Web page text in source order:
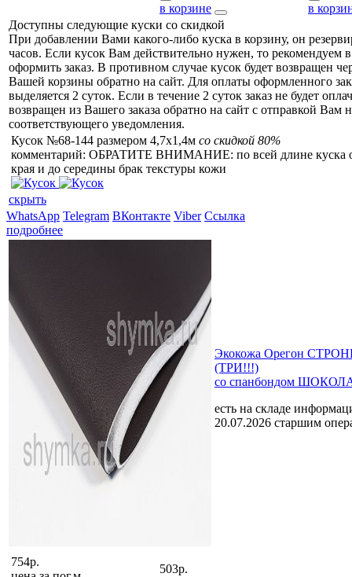
в корзине
в
Доступны следующие куски со скидкой
При добавлении Вами какого-либо куска в корзину, он
часов. Если кусок Вам действительно нужен, то рекомендуем
оформить заказ. В противном случае кусок будет возвращен
Вашей корзины обратно на сайт. Для оплаты оформленного
выделяется 2 суток. Если в течение 2 суток заказ не будет
возвращен из Вашего заказа обратно на сайт с отправкой Вам
соответствующего уведомления.
Кусок №68-144 размером 4,7x1,4м со скидкой 80%
комментарий: ОБРАТИТЕ ВНИМАНИЕ: по всей длине куска
края и до середины брак текстуры кожи
скрыть
WhatsApp Telegram ВКонтакте Viber Ссылка
подробнее
Экокожа Орегон
(ТРИ!!!)
со спанбондом
есть на складе
20.07.2026 старшим
754р.
503р.